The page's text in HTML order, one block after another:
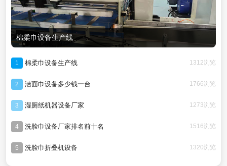
棉柔巾设备生产线
1 棉柔巾设备生产线 1312浏览
2 洁面巾设备多少钱一台 1766浏览
3 湿厕纸机器设备厂家 1273浏览
4 洗脸巾设备厂家排名前十名 1516浏览
5 洗脸巾折叠机设备 1320浏览